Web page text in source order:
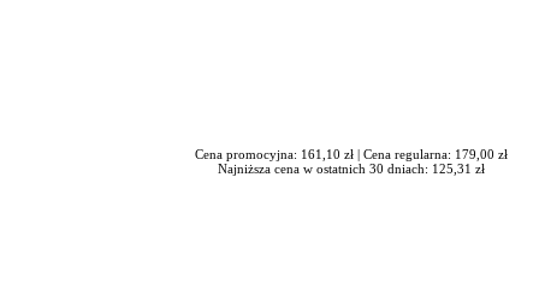
Cena promocyjna: 161,10 zł | Cena regularna: 179,00 zł
Najniższa cena w ostatnich 30 dniach: 125,31 zł